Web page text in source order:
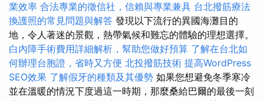
業效率 合法專業的徵信社，信賴與專業兼具 台北撥筋療法
換護照的常見問題與解答 發現以下流行的異國海灘目的
地，令人著迷的景觀，熱帶氣候和難忘的體驗的理想選擇。
白內障手術費用詳細解析，幫助您做好預算 了解在台北如
何辦理台胞證，省時又方便 北投撥筋技術 提高WordPress
SEO效果 了解假牙的種類及其優勢 如果您想避免冬季寒冷
並在溫暖的情況下度過這一時期，那麼桑給巴爾的最後一刻